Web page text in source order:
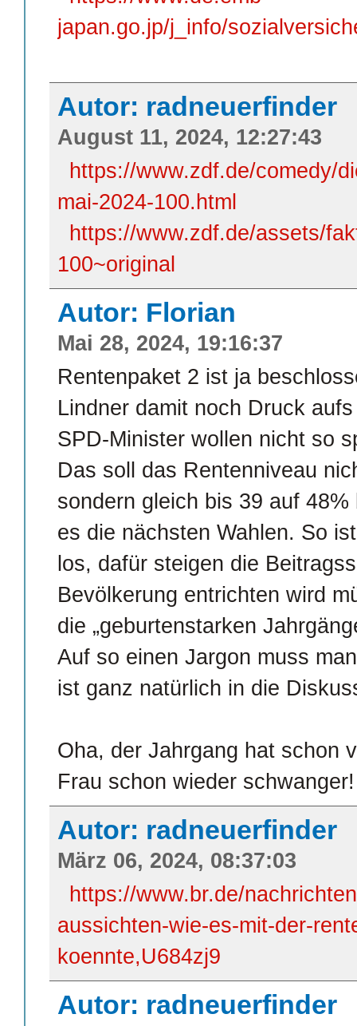
japan.go.jp/j_info/
Autor: radneuerfinder
August 11, 2024, 12:27:43
https://www.zdf.de/comedy/
mai-2024-100.html
https://www.zdf.de/assets/
100~original
Autor: Florian
Mai 28, 2024, 19:16:37
Rentenpaket 2 ist ja
Lindner damit noch Druck
SPD-Minister wollen nicht so
Das soll das Rentenniveau
sondern gleich bis 39 auf
es die nächsten Wahlen. So
los, dafür steigen die
Bevölkerung entrichten wird
die „geburtenstarken
Auf so einen Jargon muss
ist ganz natürlich in die
Oha, der Jahrgang hat schon
Frau schon wieder
Autor: radneuerfinder
März 06, 2024, 08:37:03
https://www.br.de/
aussichten-wie-es-mit-der-
koennte,U684zj9
Autor: radneuerfinder